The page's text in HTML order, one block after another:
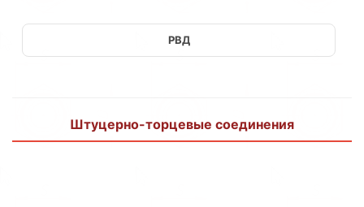
РВД
Штуцерно-торцевые соединения